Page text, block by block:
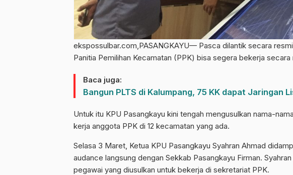
ekspossulbar.com,PASANGKAYU— Pasca dilantik secara
Panitia Pemilihan Kecamatan (PPK) bisa segera bekerja secara
Baca juga:
Bangun PLTS di Kalumpang, 75 KK dapat Jaringan
Untuk itu KPU Pasangkayu kini tengah mengusulkan nama-
kerja anggota PPK di 12 kecamatan yang ada.
Selasa 3 Maret, Ketua KPU Pasangkayu Syahran Ahmad
audance langsung dengan Sekkab Pasangkayu Firman.
pegawai yang diusulkan untuk bekerja di sekretariat PPK.